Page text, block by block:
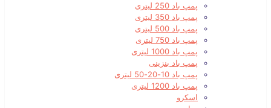
پمپ باد 250 لیتری
پمپ باد 350 لیتری
پمپ باد 500 لیتری
پمپ باد 750 لیتری
پمپ باد 1000 لیتری
پمپ باد بنزینی
پمپ باد 10-20-50 لیتری
پمپ باد 1200 لیتری
اسکرو